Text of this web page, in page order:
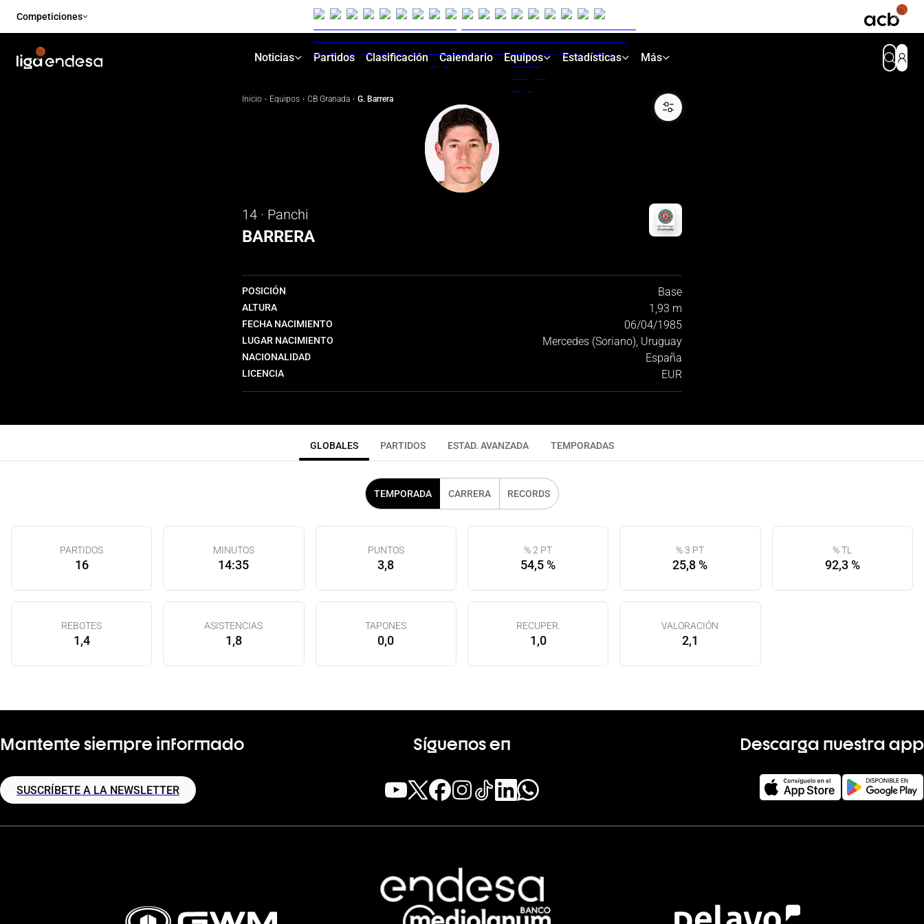
Competiciones
Noticias Partidos Clasificación Calendario Equipos Estadísticas Más
Inicio · Equipos · CB Granada · G. Barrera
14 · Panchi
BARRERA
POSICIÓN Base
ALTURA 1,93 m
FECHA NACIMIENTO 06/04/1985
LUGAR NACIMIENTO Mercedes (Soriano), Uruguay
NACIONALIDAD España
LICENCIA EUR
GLOBALES PARTIDOS ESTAD. AVANZADA TEMPORADAS
TEMPORADA CARRERA RECORDS
PARTIDOS
16
MINUTOS
14:35
PUNTOS
3,8
% 2 PT
54,5 %
% 3 PT
25,8 %
% TL
92,3 %
REBOTES
1,4
ASISTENCIAS
1,8
TAPONES
0,0
RECUPER.
1,0
VALORACIÓN
2,1
Mantente siempre informado
SUSCRÍBETE A LA NEWSLETTER
Síguenos en Descarga nuestra app